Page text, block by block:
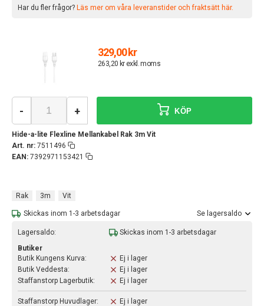
Har du fler frågor? Läs mer om våra leveranstider och fraktsätt här.
329,00 kr
263,20 kr exkl. moms
Hide-a-lite Flexline Mellankabel Rak 3m Vit
Art. nr: 7511496
EAN: 7392971153421
- + KÖP
Rak 3m Vit
Skickas inom 1-3 arbetsdagar Se lagersaldo
Lagersaldo:
Skickas inom 1-3 arbetsdagar
Butiker
Butik Kungens Kurva:
Ej i lager
Butik Veddesta:
Ej i lager
Staffanstorp Lagerbutik:
Ej i lager
Staffanstorp Huvudlager:
Ej i lager